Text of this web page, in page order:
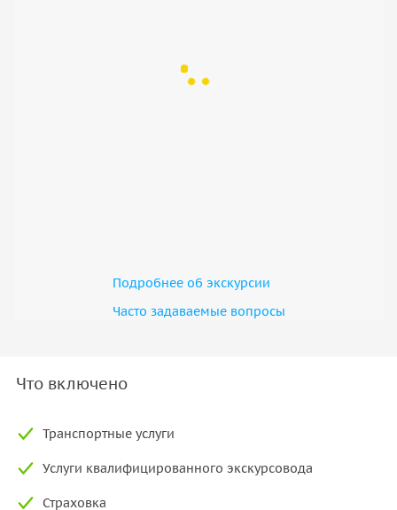
Подробнее об экскурсии
Часто задаваемые вопросы
Что включено
Транспортные услуги
Услуги квалифицированного экскурсовода
Страховка